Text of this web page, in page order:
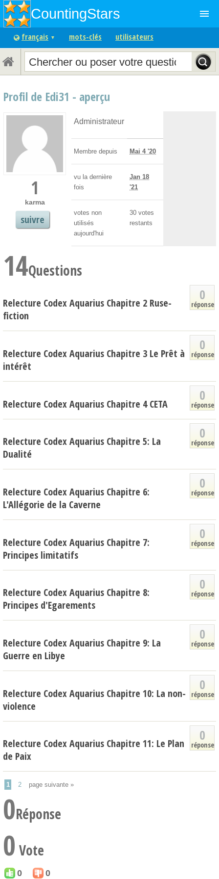
CountingStars menu
français ▼ mots-clés utilisateurs
Profil de Edi31 - aperçu
1
karma
suivre
Administrateur
Membre depuis Mai 4 '20
vu la dernière
fois
Jan 18
'21
votes non
utilisés
aujourd'hui
30 votes
restants
14Questions
0
réponse
Relecture Codex Aquarius Chapitre 2 Ruse-
fiction
0
réponse
Relecture Codex Aquarius Chapitre 3 Le Prêt à
intérêt
0
réponse
Relecture Codex Aquarius Chapitre 4 CETA
0
réponse
Relecture Codex Aquarius Chapitre 5: La
Dualité
0
réponse
Relecture Codex Aquarius Chapitre 6:
L'Allégorie de la Caverne
0
réponse
Relecture Codex Aquarius Chapitre 7:
Principes limitatifs
0
réponse
Relecture Codex Aquarius Chapitre 8:
Principes d'Egarements
0
réponse
Relecture Codex Aquarius Chapitre 9: La
Guerre en Libye
0
réponse
Relecture Codex Aquarius Chapitre 10: La non-
violence
0
réponse
Relecture Codex Aquarius Chapitre 11: Le Plan
de Paix
1 2 page suivante »
0Réponse
0 Vote
0 0